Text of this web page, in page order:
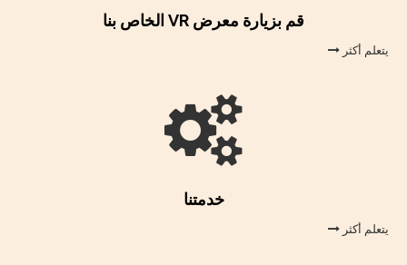
قم بزيارة معرض VR الخاص بنا
يتعلم أكثر 
خدمتنا
يتعلم أكثر 